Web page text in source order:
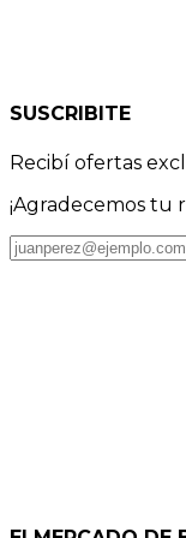
SUSCRIBITE
Recibí ofertas
¡Agradecemos tu